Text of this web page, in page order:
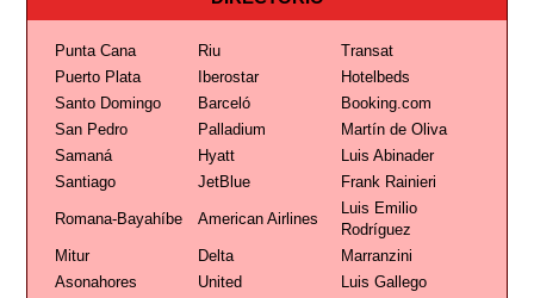
Punta Cana Riu
Transat
Puerto Plata
Iberostar
Hotelbeds
Santo Domingo
Barceló
Booking.com
San Pedro
Palladium
Martín de Oliva
Samaná
Hyatt
Luis Abinader
Santiago
JetBlue Frank Rainieri
Romana-Bayahíbe American Airlines
Luis Emilio
Rodríguez
Mitur
Delta
Marranzini
Asonahores
United
Luis Gallego